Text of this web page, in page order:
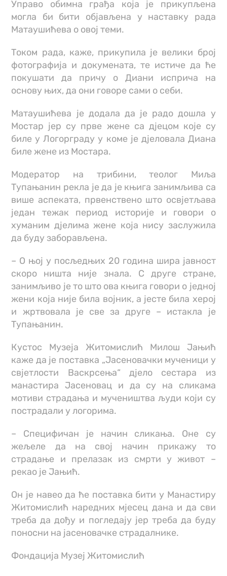
Управо обимна грађа која је прикупљена
могла би бити објављена у наставку рада
Матаушићева о овој теми.
Током рада, каже, прикупила је велики број
фотографија и докумената, те истиче да ће
покушати да причу о Диани исприча на
основу њих, да они говоре сами о себи.
Матаушићева је додала да је радо дошла у
Мостар јер су прве жене са дјецом које су
биле у Логорграду у коме је дјеловала Диана
биле жене из Мостара.
Модератор на трибини, теолог Миља
Тупањанин рекла је да је књига занимљива са
више аспеката, првенствено што освјетљава
један тежак период историје и говори о
хуманим дјелима жене која нису заслужила
да буду заборављена.
– О њој у посљедњих 20 година шира јавност
скоро ништа није знала. С друге стране,
занимљиво је то што ова књига говори о једној
жени која није била војник, а јесте била херој
и жртвовала је све за друге – истакла је
Тупањанин.
Кустос Музеја Житомислић Милош Јањић
каже да је поставка „Јасеновачки мученици у
свјетлости Васкрсења“ дјело сестара из
манастира Јасеновац и да су на сликама
мотиви страдања и мучеништва људи који су
пострадали у логорима.
– Специфичан је начин сликања. Оне су
жељеле да на свој начин прикажу то
страдање и прелазак из смрти у живот –
рекао је Јањић.
Он је навео да ће поставка бити у Манастиру
Житомислић наредних мјесец дана и да сви
треба да дођу и погледају јер треба да буду
поносни на јасеновачке страдалнике.
Фондација Музеј Житомислић